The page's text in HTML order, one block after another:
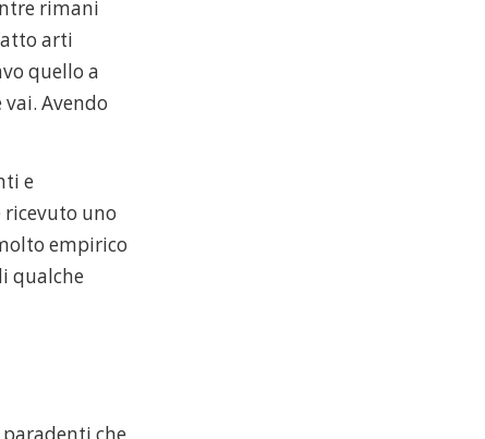
rimani
arti
quello a
Avendo
e
uno
empirico
qualche